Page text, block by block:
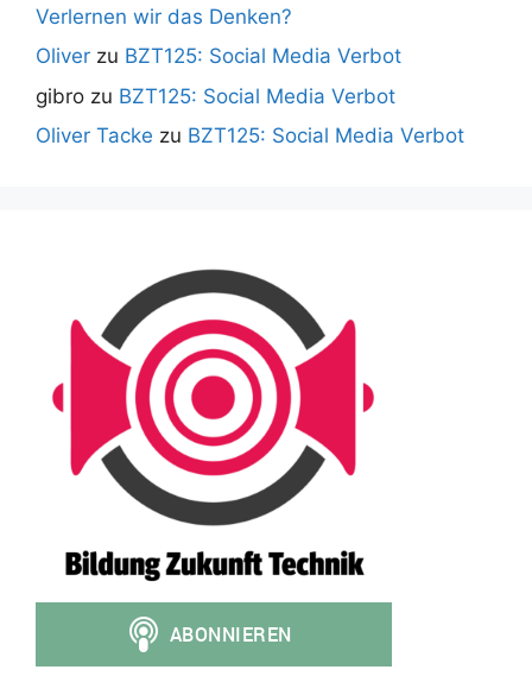
Verlernen wir das Denken?
Oliver zu BZT125: Social Media Verbot
gibro zu BZT125: Social Media Verbot
Oliver Tacke zu BZT125: Social Media Verbot